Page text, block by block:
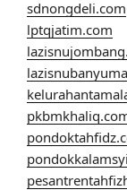
sdnongdeli.com
lptqjatim.com